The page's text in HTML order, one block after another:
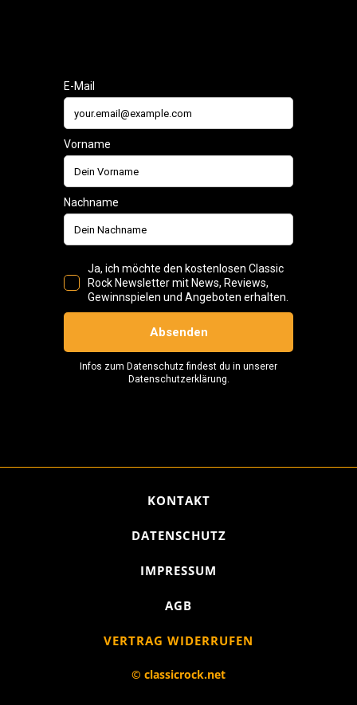
KONTAKT
DATENSCHUTZ
IMPRESSUM
AGB
VERTRAG WIDERRUFEN
© classicrock.net